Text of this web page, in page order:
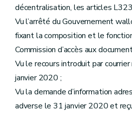
décentralisation, les articles
Vu l’arrêté du Gouvernement
fixant la composition et le
Commission d’accès aux
Vu le recours introduit par
janvier 2020 ;
Vu la demande d’information
adverse le 31 janvier 2020 et